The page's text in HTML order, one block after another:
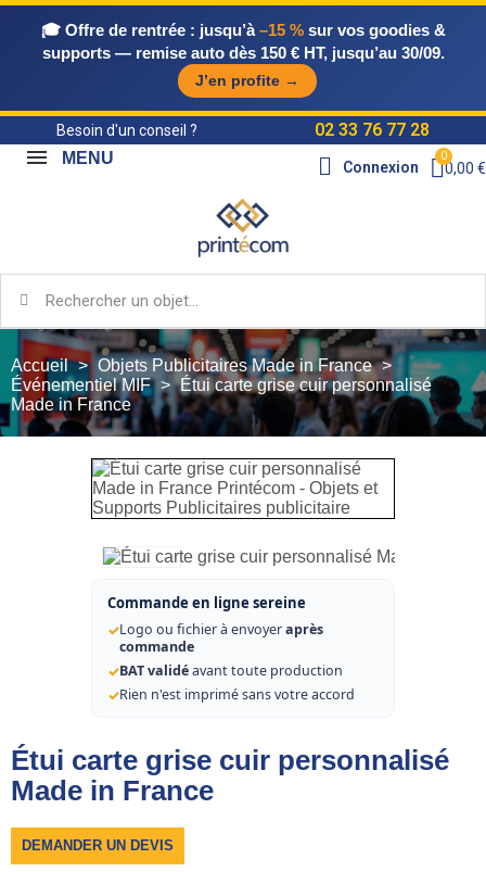
🎓 Offre de rentrée : jusqu’à–15 %sur vos goodies &
supports — remise auto dès 150 € HT, jusqu’au 30/09.
J’en profite →
Besoin d'un conseil ? 02 33 76 77 28
Connexion 0,00 €
MENU
Accueil
Objets Publicitaires Made in France
Événementiel MIF
Étui carte grise cuir personnalisé
Made in France
Commande en ligne sereine
✓Logo ou fichier à envoyeraprès
commande
✓BAT validéavant toute production
✓Rien n'est imprimé sans votre accord
Étui carte grise cuir personnalisé
Made in France
DEMANDER UN DEVIS